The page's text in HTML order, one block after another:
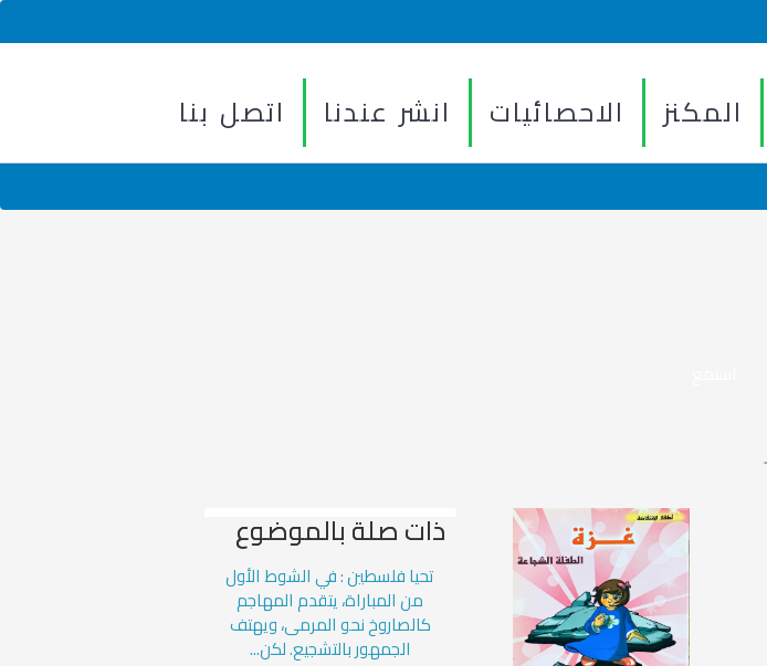
المكنز الاحصائيات انشر عندنا اتصل بنا
ذات صلة بالموضوع
تحيا فلسطين : في الشوط الأول
من المباراة، يتقدم المهاجم
كالصاروخ نحو المرمى، ويهتف
الجمهور بالتشجيع. لكن...